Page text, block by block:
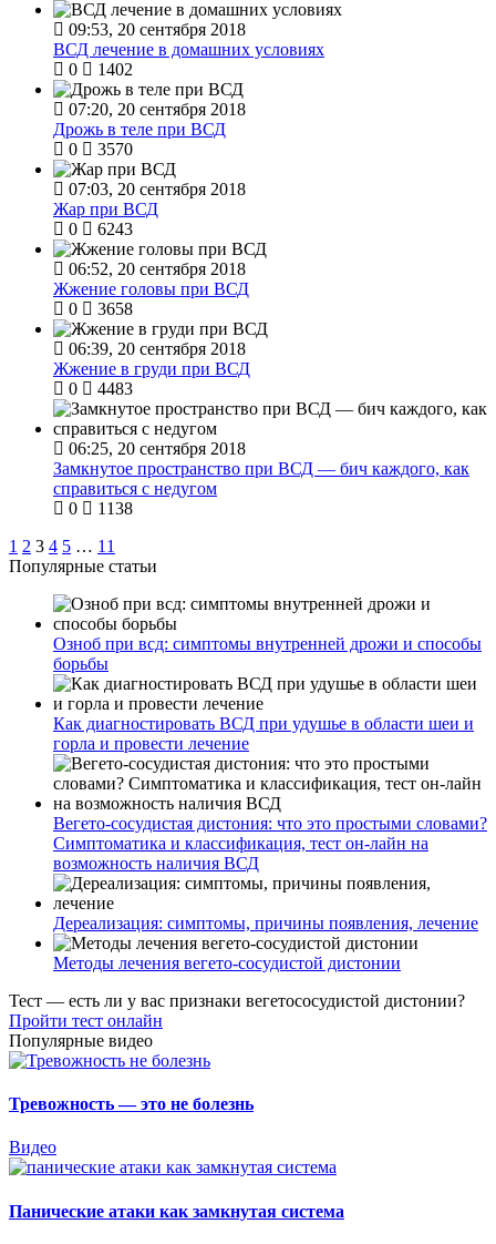
09:53, 20 сентября 2018
ВСД лечение в домашних условиях
0
1402
07:20, 20 сентября 2018
Дрожь в теле при ВСД
0
3570
07:03, 20 сентября 2018
Жар при ВСД
0
6243
06:52, 20 сентября 2018
Жжение головы при ВСД
0
3658
06:39, 20 сентября 2018
Жжение в груди при ВСД
0
4483
06:25, 20 сентября 2018
Замкнутое пространство при ВСД — бич каждого, как
справиться с недугом
0
1138
1 2 3 4 5 … 11
Популярные статьи
Озноб при всд: симптомы внутренней дрожи и способы
борьбы
Как диагностировать ВСД при удушье в области шеи и
горла и провести лечение
Вегето-сосудистая дистония: что это простыми словами?
Симптоматика и классификация, тест он-лайн на
возможность наличия ВСД
Дереализация: симптомы, причины появления, лечение
Методы лечения вегето-сосудистой дистонии
Тест — есть ли у вас признаки вегетососудистой дистонии?
Пройти тест онлайн
Популярные видео
Тревожность — это не болезнь
Видео
Панические атаки как замкнутая система